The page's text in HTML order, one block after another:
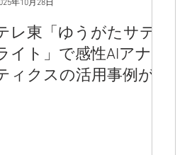
レ東「ゆうがたサテ
イト」で感性AIアナリ
ィクスの活用事例が
年10月28日